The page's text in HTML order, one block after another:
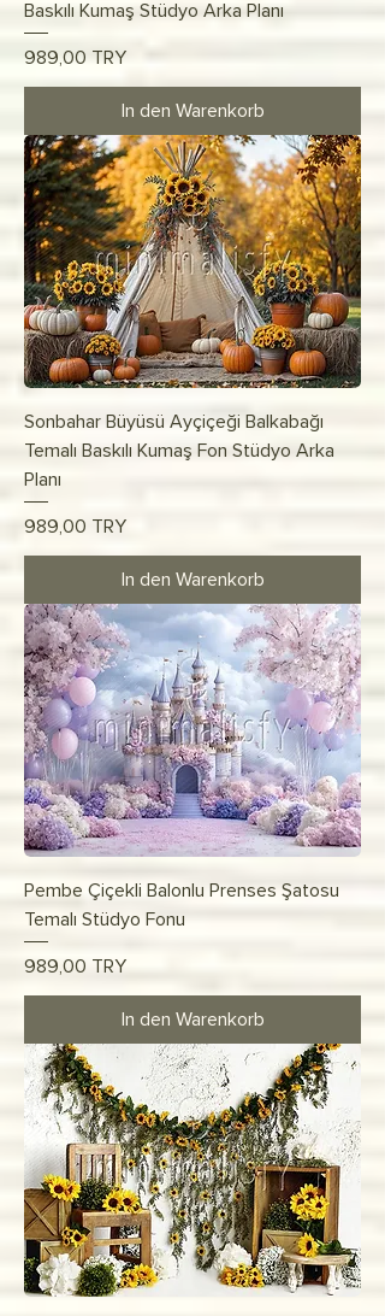
Baskılı Kumaş Stüdyo Arka Planı
Preis
989,00 TRY
In den Warenkorb
Sonbahar Büyüsü Ayçiçeği Balkabağı
Temalı Baskılı Kumaş Fon Stüdyo Arka
Planı
Preis
989,00 TRY
In den Warenkorb
Pembe Çiçekli Balonlu Prenses Şatosu
Temalı Stüdyo Fonu
Preis
989,00 TRY
In den Warenkorb